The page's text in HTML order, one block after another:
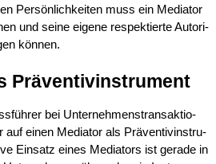
Persön­lich­kei­ten muss ein Media­tor
und seine eigene respek­tier­te Autori­
können.
Präventivinstrument
bei Unter­neh­mens­trans­ak­tio­
auf einen Media­tor als Präven­ti­v­in­stru­
Einsatz eines Media­tors ist gerade in